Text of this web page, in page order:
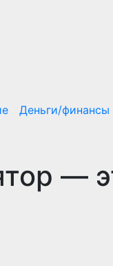
Деньги/финансы
—